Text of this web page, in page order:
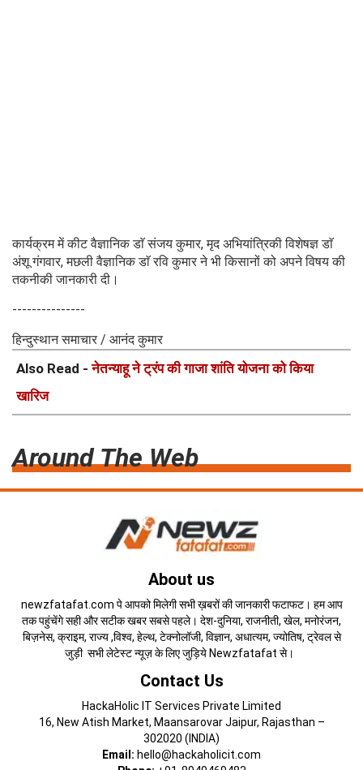
कार्यक्रम में कीट वैज्ञानिक डाॅ संजय कुमार, मृद अभियांत्रिकी विशेषज्ञ डाॅ
अंशू गंगवार, मछली वैज्ञानिक डाॅ रवि कुमार ने भी किसानों को अपने विषय की
तकनीकी जानकारी दी।
---------------
हिन्दुस्थान समाचार / आनंद कुमार
Also Read -नेतन्याहू ने ट्रंप की गाजा शांति योजना को किया
खारिज
Around The Web
About us
newzfatafat.com पे आपको मिलेगी सभी ख़बरों की जानकारी फटाफट। हम आप
तक पहुंचेंगे सही और सटीक खबर सबसे पहले। देश-दुनिया, राजनीती, खेल, मनोरंजन,
बिज़नेस, क्राइम, राज्य ,विश्व, हेल्थ, टेक्नोलॉजी, विज्ञान, अधात्यम, ज्योतिष, ट्रेवल से
जुड़ी सभी लेटेस्ट न्यूज़ के लिए जुड़िये Newzfatafat से।
Contact Us
HackaHolic IT Services Private Limited
16, New Atish Market, Maansarovar Jaipur, Rajasthan –
302020 (INDIA)
Email: hello@hackaholicit.com